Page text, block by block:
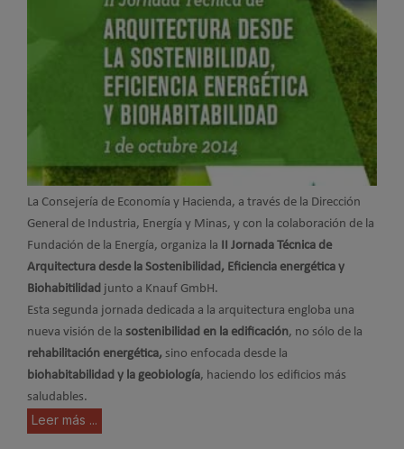
La Consejería de Economía y Hacienda, a través de la Dirección
General de Industria, Energía y Minas, y con la colaboración de la
Fundación de la Energía, organiza la II Jornada Técnica de
Arquitectura desde la Sostenibilidad, Eficiencia energética y
Biohabitilidad junto a Knauf GmbH.
Esta segunda jornada dedicada a la arquitectura engloba una
nueva visión de la sostenibilidad en la edificación, no sólo de la
rehabilitación energética, sino enfocada desde la
biohabitabilidad y la geobiología, haciendo los edificios más
saludables.
Leer más ...